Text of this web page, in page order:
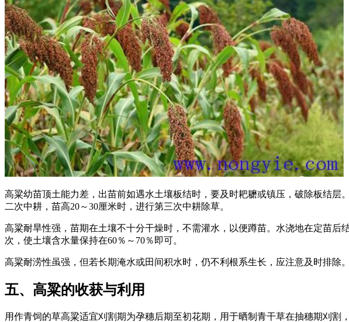
高粱幼苗顶土能力差，出苗前如遇水土壤板结时，要及时耙耱或镇压，破除板结层
二次中耕，苗高20～30厘米时，进行第三次中耕除草。
高粱耐旱性强，苗期在土壤不十分干燥时，不需灌水，以便蹲苗。水浇地在定苗
次，使土壤含水量保持在60％～70％即可。
高粱耐涝性虽强，但若长期淹水或田间积水时，仍不利根系生长，应注意及时排除
五、高粱的收获与利用
用作青饲的草高粱适宜刈割期为孕穗后期至初花期，用于晒制青干草在抽穗期刈割